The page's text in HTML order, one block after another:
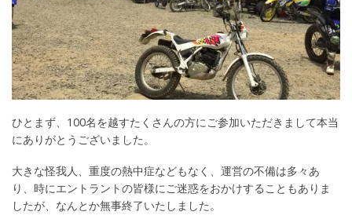
ひとまず、100名を越すたくさんの方にご参加いただきまして本当
にありがとうございました。
大きな怪我人、重度の熱中症などもなく、運営の不備は多々あ
り、時にエントラントの皆様にご迷惑をおかけすることもありま
したが、なんとか無事終了いたしました。